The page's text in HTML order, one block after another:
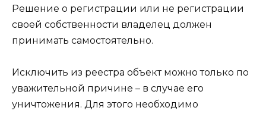
Решение о регистрации или не регистрации
своей собственности владелец должен
принимать самостоятельно.
Исключить из реестра объект можно только по
уважительной причине – в случае его
уничтожения. Для этого необходимо